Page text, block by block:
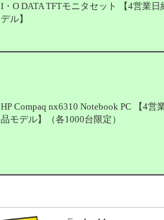
I・O DATA TFTモニタセット 【4営業日
デル】
HP Compaq nx6310 Notebook PC 【4営
品モデル】（各1000台限定）